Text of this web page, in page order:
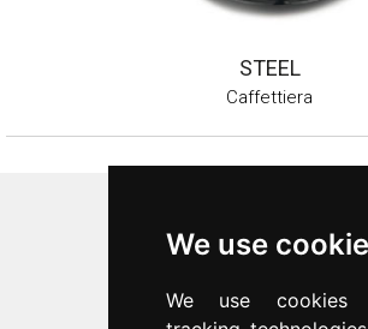
We use
We use cookies
STEEL
Caffettiera
Via Bernocchi 48
p.iva 00547480988